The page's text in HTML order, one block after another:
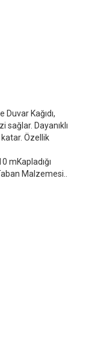
Kağıdı,
sağlar. Dayanıklı
Özellik
mKapladığı
Malzemesi..